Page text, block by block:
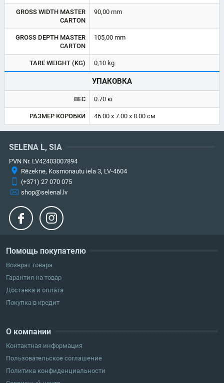
GROSS WIDTH MASTER
CARTON
90,00 mm
GROSS DEPTH MASTER
CARTON
105,00 mm
TARE WEIGHT (KG) 0,10 kg
УПАКОВКА
ВЕС 0.70 кг
РАЗМЕР КОРОБКИ 46.00 x 7.00 x 8.00 см
Помощь покупателю
Возврат товара
Гарантия на товар
Доставка и оплата
Покупка в кредит
О компании
Контактная информация
Пользовательское соглашение
Политика конфиденциальности
SELENA L, SIA
PVN Nr. LV42403007894
Rēzekne, Kosmonautu iela 3, LV-4604
(+371) 27 070 075
shop@selenal.lv